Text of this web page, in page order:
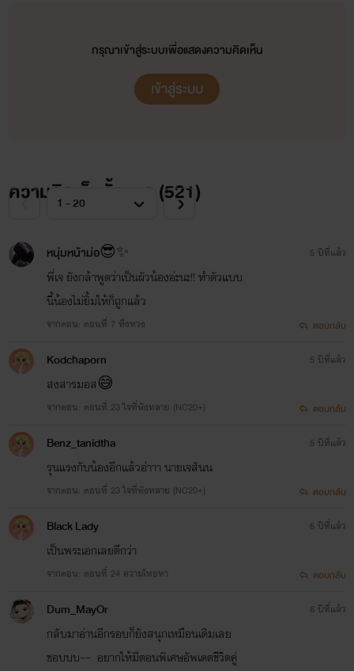
หนุ่มลูกครึ่ง-ฝรั่งเศส หล่อ ล้ำ ลีลาเด็ด เพื่อนของเจสัน
ลูกชาย : บริษัทส่งออกอะไหล่รถยนต์ชื่อดัง
นิสัย : เจ้าชู้ ปากหวาน เป็นคนง่ายๆไม่เรื่องมาก แต่รักใครแล้วรัก
.
นิยายเรื่องนี้เป็นเรื่องแรกของ ทราย เป็นแนว เมะชนเมะ
มาลุ้นกันนะค่ะ
"ยินดีต้อนรับ เข้าสู่โลกของสาววาย"
สวัสดีคะ สาว ๆ หนุ่ม ๆ เราชื่อว่า ทราย
เป็นเพียง หญิงสาว ที่ หลงรักเรื่อง รักๆ ระหว่าง ชายและชาย
ทรายแต่งนิยายเพื่อให้คนอ่านมีความสุข และชอบในนิยายของทราย
หวังว่าทุกคนจะมีความสุขกับนิยาย ของ ทราย นะค่ะ
*ไม่ชอบหรือผิดพลาดยังไง แนะนำและตักเตือนได้นะค่ะ*
ชอบ กด Like
ทั้ง ชอบ ทั้ง รัก กดทั้ง Like กดทั้ง Share
กรุณาเข้าสู่ระบบเพื่อแสดงความคิดเห็น
เข้าสู่ระบบ
ความคิดเห็นทั้งหมด (521)
หนุ่มหน้าม่อ😎✨
พี่เจ ยังกล้าพูดว่าเป็นผัวน้องอ่ะนะ!! ทำตัวแบบ
นี้น้องไม่ยิ้มให้ก็ถูกแล้ว
จากตอน: ตอนที่ 7 หึงหวง
5 ปีที่แล้ว
ตอบกลับ
Kodchaporn
สงสารมอส😅
จากตอน: ตอนที่ 23 ใจที่พังทลาย (NC20+)
5 ปีที่แล้ว
ตอบกลับ
Benz_tanidtha
รุนแรงกับน้องอีกแล้วอ่าาา นายเจสันน
จากตอน: ตอนที่ 23 ใจที่พังทลาย (NC20+)
5 ปีที่แล้ว
ตอบกลับ
Black Lady
เป็นพระเอกเลยดีกว่า
จากตอน: ตอนที่ 24 ความโหยหา
6 ปีที่แล้ว
ตอบกลับ
Dum_MayOr
กลับมาอ่านอีกรอบก็ยังสนุกเหมือนเดิมเลย
ชอบบบ~~ อยากให้มีตอนพิเศษอัพเดตชีวิตคู่
6 ปีที่แล้ว